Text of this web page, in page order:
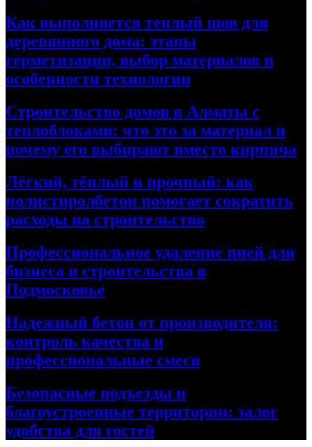
Как выполняется теплый шов для
деревянного дома: этапы
герметизации, выбор материалов и
особенности технологии
Строительство домов в Алматы с
теплоблоками: что это за материал и
почему его выбирают вместо кирпича
Лёгкий, тёплый и прочный: как
полистиролбетон помогает сократить
расходы на строительство
Профессиональное удаление пней для
бизнеса и строительства в
Подмосковье
Надежный бетон от производителя:
контроль качества и
профессиональные смеси
Безопасные подъезды и
благоустроенные территории: залог
удобства для гостей